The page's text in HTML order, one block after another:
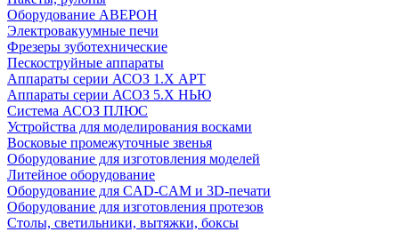
Оборудование АВЕРОН
Электровакуумные печи
Фрезеры зуботехнические
Пескоструйные аппараты
Аппараты серии АСОЗ 1.Х АРТ
Аппараты серии АСОЗ 5.Х НЬЮ
Система АСОЗ ПЛЮС
Устройства для моделирования восками
Восковые промежуточные звенья
Оборудование для изготовления моделей
Литейное оборудование
Оборудование для CAD-CAM и 3D-печати
Оборудование для изготовления протезов
Cтолы, светильники, вытяжки, боксы